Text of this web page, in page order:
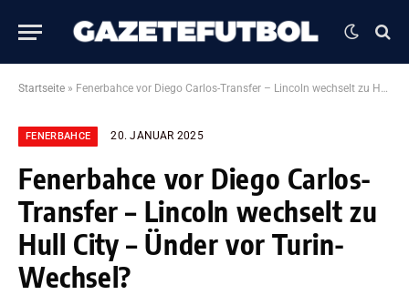
Startseite » Fenerbahce vor Diego Carlos-Transfer – Lincoln wechselt zu Hull City – Ünder vor Turin-Wechsel?
FENERBAHCE 20. JANUAR 2025
Fenerbahce vor Diego Carlos-
Transfer – Lincoln wechselt zu
Hull City – Ünder vor Turin-
Wechsel?